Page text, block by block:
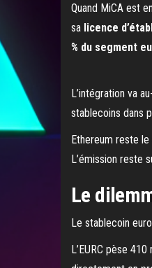
Quand MiCA est
sa licence
% du segment
L’intégration va
stablecoins dans
Ethereum reste
L’émission reste
Le
Le stablecoin
L’EURC pèse